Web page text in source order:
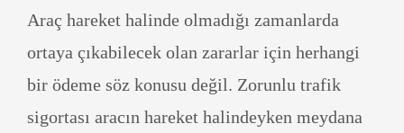
Araç hareket halinde olmadığı zamanlarda
ortaya çıkabilecek olan zararlar için herhangi
bir ödeme söz konusu değil. Zorunlu trafik
sigortası aracın hareket halindeyken meydana